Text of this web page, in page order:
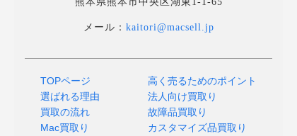
メール： kaitori@macsell.jp
TOPページ
選ばれる理由
買取の流れ
Mac買取り
高く売るためのポイント
法人向け買取り
故障品買取り
カスタマイズ品買取り